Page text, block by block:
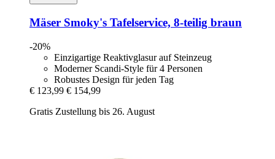
Mäser Smoky's Tafelservice, 8-​teilig braun
-20%
Einzigartige Reaktivglasur auf Steinzeug
Moderner Scandi-Style für 4 Personen
Robustes Design für jeden Tag
€ 123,99 € 154,99
Gratis Zustellung bis 26. August